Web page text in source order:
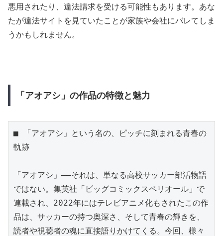
悪用されたり、違法請求を受ける可能性もあります。あな
たが違法サイトを見ていたことが家族や会社にバレてしま
うかもしれません。
「アオアシ」の作品の特徴と魅力
■ 「アオアシ」という名の、ピッチに刻まれる青春の
軌跡
「アオアシ」――それは、単なる高校サッカー部活物語
ではない。集英社「ビッグコミックスペリオール」で
連載され、2022年にはテレビアニメ化もされたこの作
品は、サッカーの持つ奥深さ、そして青春の輝きを、
読者や視聴者の魂に直接語りかけてくる。今回、様々